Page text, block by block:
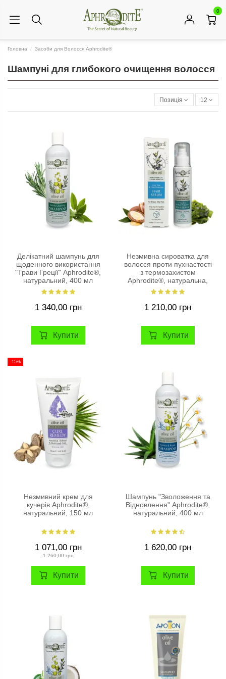
0
Головна Засоби для Волосся Aphrodite®
Шампуні для глибокого очищення волосся
Позиція 12
Делікатний шампунь для
щоденного використання
"Трави Греції" Aphrodite®,
натуральний, 400 мл
1 340,00 грн
Купити
Незмивна сироватка для
волосся проти пухнастості
з термозахистом
Aphrodite®, натуральна,
100 мл
1 210,00 грн
Купити
-15%
Незмивний крем для
кучерів Aphrodite®,
натуральний, 150 мл
1 071,00 грн
1 260,00 грн
Купити
Шампунь "Зволоження та
Відновлення" Aphrodite®,
натуральний, 400 мл
1 620,00 грн
Купити